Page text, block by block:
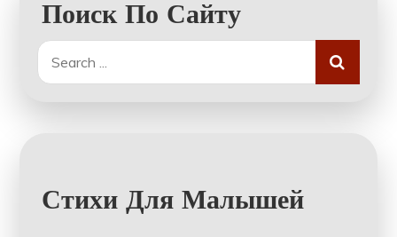
Поиск По Сайту
Search
for:
Стихи Для Малышей